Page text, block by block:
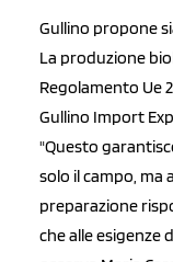
Gullino propone
La produzione
Regolamento Ue
Gullino Import
"Questo
solo il campo, ma
preparazione
che alle esigenze